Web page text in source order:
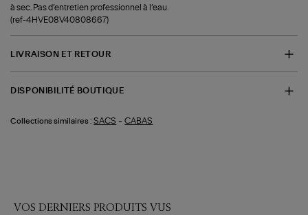
à sec. Pas d’entretien professionnel à l’eau.
(ref-4HVE08V40808667)
LIVRAISON ET RETOUR
DISPONIBILITÉ BOUTIQUE
Collections similaires : SACS -CABAS
VOS DERNIERS PRODUITS VUS